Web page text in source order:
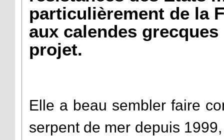
particulièrement de la
aux calendes
projet.
Elle a beau sembler faire
serpent de mer depuis